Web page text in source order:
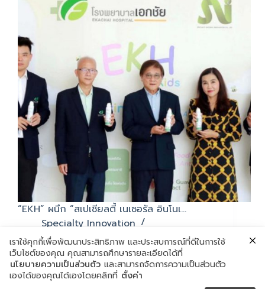
“EKH” ผนึก “สเปเชียลตี้ เนเชอรัล อินโนเ…
Specialty Innovation
พฤษภาคม 24, 2022
เราใช้คุกกี้เพื่อพัฒนาประสิทธิภาพ และประสบการณ์ที่ดีในการใช้
เว็บไซต์ของคุณ คุณสามารถศึกษารายละเอียดได้ที่
นโยบายความเป็นส่วนตัว และสามารถจัดการความเป็นส่วนตัว
เองได้ของคุณได้เองโดยคลิกที่ ตั้งค่า